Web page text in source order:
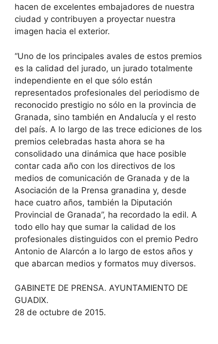
hacen de excelentes embajadores de nuestra
ciudad y contribuyen a proyectar nuestra
imagen hacia el exterior.
“Uno de los principales avales de estos premios
es la calidad del jurado, un jurado totalmente
independiente en el que sólo están
representados profesionales del periodismo de
reconocido prestigio no sólo en la provincia de
Granada, sino también en Andalucía y el resto
del país. A lo largo de las trece ediciones de los
premios celebradas hasta ahora se ha
consolidado una dinámica que hace posible
contar cada año con los directivos de los
medios de comunicación de Granada y de la
Asociación de la Prensa granadina y, desde
hace cuatro años, también la Diputación
Provincial de Granada”, ha recordado la edil. A
todo ello hay que sumar la calidad de los
profesionales distinguidos con el premio Pedro
Antonio de Alarcón a lo largo de estos años y
que abarcan medios y formatos muy diversos.
GABINETE DE PRENSA. AYUNTAMIENTO DE
GUADIX.
28 de octubre de 2015.